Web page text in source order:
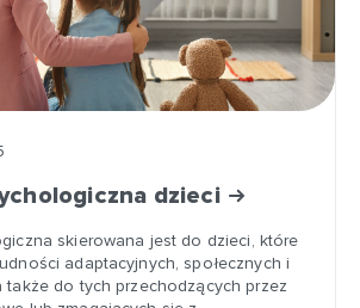
dzieci
skierowana jest do dzieci, które
adaptacyjnych, społecznych i
także do tych przechodzących przez